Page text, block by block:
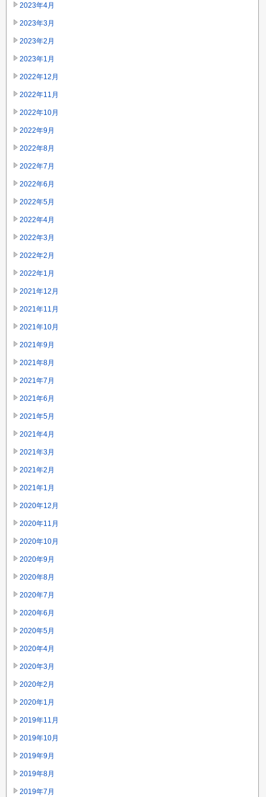
2023年4月
2023年3月
2023年2月
2023年1月
2022年12月
2022年11月
2022年10月
2022年9月
2022年8月
2022年7月
2022年6月
2022年5月
2022年4月
2022年3月
2022年2月
2022年1月
2021年12月
2021年11月
2021年10月
2021年9月
2021年8月
2021年7月
2021年6月
2021年5月
2021年4月
2021年3月
2021年2月
2021年1月
2020年12月
2020年11月
2020年10月
2020年9月
2020年8月
2020年7月
2020年6月
2020年5月
2020年4月
2020年3月
2020年2月
2020年1月
2019年11月
2019年10月
2019年9月
2019年8月
2019年7月